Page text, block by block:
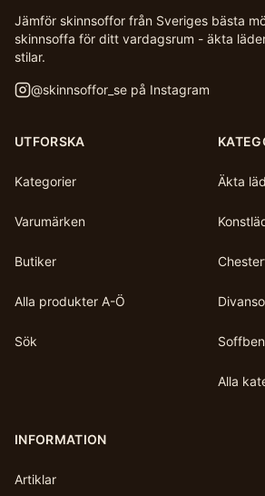
Jämför skinnsoffor från Sveriges bästa
skinnsoffa för ditt vardagsrum - äkta
stilar.
@skinnsoffor_se på Instagram
UTFORSKA
Kategorier
Varumärken
Butiker
Alla produkter A-Ö
Sök
Äkta
Soffben
Alla
INFORMATION
Artiklar